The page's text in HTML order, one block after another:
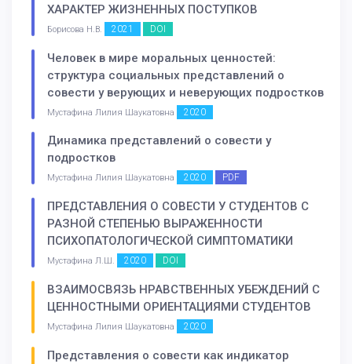
ХАРАКТЕР ЖИЗНЕННЫХ ПОСТУПКОВ
Борисова Н.В. 2021 DOI
Человек в мире моральных ценностей:
структура социальных представлений о
совести у верующих и неверующих подростков
Мустафина Лилия Шаукатовна 2020
Динамика представлений о совести у
подростков
Мустафина Лилия Шаукатовна 2020 PDF
ПРЕДСТАВЛЕНИЯ О СОВЕСТИ У СТУДЕНТОВ С
РАЗНОЙ СТЕПЕНЬЮ ВЫРАЖЕННОСТИ
ПСИХОПАТОЛОГИЧЕСКОЙ СИМПТОМАТИКИ
Мустафина Л.Ш. 2020 DOI
ВЗАИМОСВЯЗЬ НРАВСТВЕННЫХ УБЕЖДЕНИЙ С
ЦЕННОСТНЫМИ ОРИЕНТАЦИЯМИ СТУДЕНТОВ
Мустафина Лилия Шаукатовна 2020
Представления о совести как индикатор